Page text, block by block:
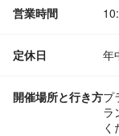
営業時間
定休日 年
開催場所と行き方プ
ラ
く